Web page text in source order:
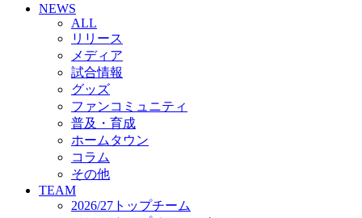
ボランティアチーム「volundeer」
ビクトリーロード
HOMEGAME
観戦ルール＆マナー
ホームゲーム運営管理規定
Jリーグ運営管理規定
写真・動画使用ガイドライン
ロートフィールド奈良
SCHEDULE
2026/27
練習見学時のファンサービスについて
TICKET
奈良クラブ明治安田J3リーグ2026/27シーズン試
NEWS
ALL
リリース
メディア
試合情報
グッズ
ファンコミュニティ
普及・育成
ホームタウン
コラム
その他
TEAM
2026/27トップチーム